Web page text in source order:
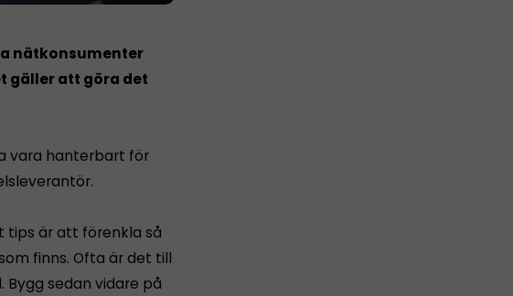
nätkonsumenter
gäller att göra det
vara hanterbart för
tips är att förenkla så
finns. Ofta är det till
Bygg sedan vidare på